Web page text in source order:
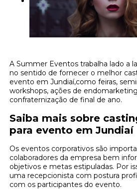
A Summer Eventos trabalha lado a
no sentido de fornecer o melhor
evento em Jundiaí,como feiras,
workshops, ações de
confraternização de final de ano.
Saiba mais sobre
para evento em Jundiaí
Os eventos corporativos são
colaboradores da empresa bem
objetivos e metas estipuladas. Por
uma recepcionista com postura
com os participantes do evento.